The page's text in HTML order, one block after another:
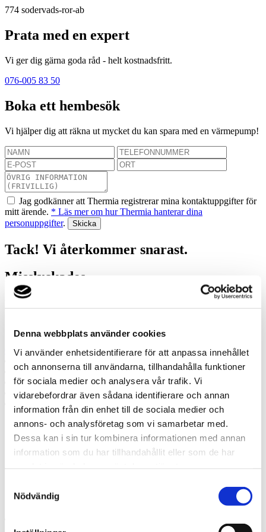
Denna webbplats använder cookies
Vi använder enhetsidentifierare för att anpassa innehållet
och annonserna till användarna, tillhandahålla funktioner
för sociala medier och analysera vår trafik. Vi
vidarebefordrar även sådana identifierare och annan
information från din enhet till de sociala medier och
annons- och analysföretag som vi samarbetar med.
Dessa kan i sin tur kombinera informationen med annan
information som du har tillhandahållit eller som de har
Nödvändig
774 sodervads-ror-ab
Prata med en expert
Vi ger dig gärna goda råd - helt kostnadsfritt.
076-005 83 50
Boka ett hembesök
Vi hjälper dig att räkna ut mycket du kan spara med en värmepump!
Jag godkänner att Thermia registrerar mina kontaktuppgifter för
mitt ärende. * Läs mer om hur Thermia hanterar dina
personuppgifter.
Tack! Vi återkommer snarast.
Misslyckades
Ring oss
Ring oss om du har några frågor!
076-005 83 50
Begär offert
Kontakta mig
Boka hembesök
Prata med en expert
Kontakta mig
Boka hembesök